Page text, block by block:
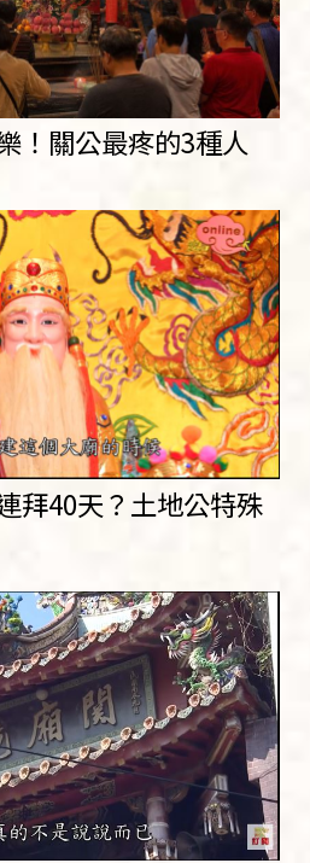
！關公最疼的3種人
拜40天？土地公特殊